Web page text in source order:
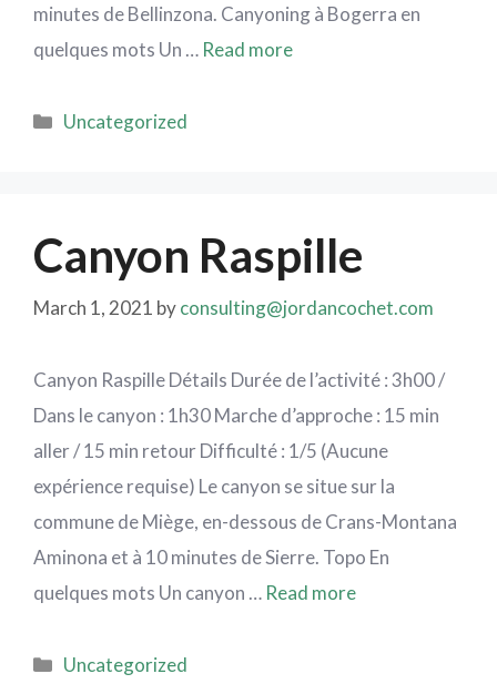
minutes de Bellinzona. Canyoning à Bogerra en
quelques mots Un … Read more
Uncategorized
Canyon Raspille
March 1, 2021 byconsulting@jordancochet.com
Canyon Raspille Détails Durée de l’activité : 3h00 /
Dans le canyon : 1h30 Marche d’approche : 15 min
aller / 15 min retour Difficulté : 1/5 (Aucune
expérience requise) Le canyon se situe sur la
commune de Miège, en-dessous de Crans-Montana
Aminona et à 10 minutes de Sierre. Topo En
quelques mots Un canyon … Read more
Uncategorized